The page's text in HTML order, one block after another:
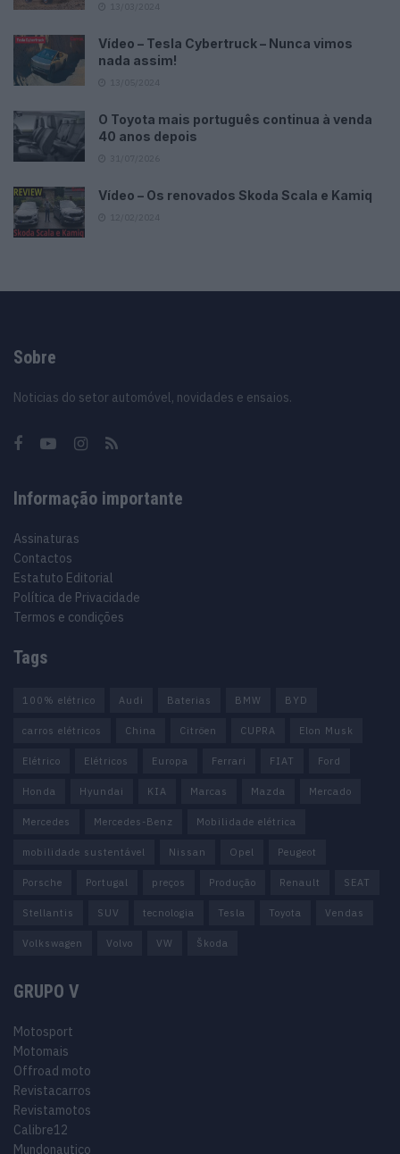
Vídeo – Tesla Cybertruck – Nunca vimos
nada assim!
O Toyota mais português continua à venda
40 anos depois
Vídeo – Os renovados Skoda Scala e Kamiq
Sobre
Noticias do setor automóvel, novidades e ensaios.
Informação importante
Assinaturas
Contactos
Estatuto Editorial
Política de Privacidade
Termos e condições
Tags
100% elétrico Audi Baterias BMW BYD
carros elétricos China Citröen CUPRA Elon Musk
Elétrico Elétricos Europa Ferrari FIAT Ford
Honda Hyundai KIA Marcas Mazda Mercado
Mercedes Mercedes-Benz Mobilidade elétrica
mobilidade sustentável Nissan Opel Peugeot
Porsche Portugal preços Produção Renault SEAT
Stellantis SUV tecnologia Tesla Toyota Vendas
Volkswagen Volvo VW Škoda
GRUPO V
Motosport
Motomais
Offroad moto
Revistacarros
Revistamotos
Calibre12
Mundonautico